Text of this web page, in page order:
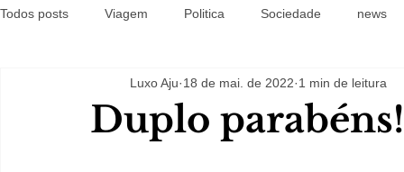
Todos posts Viagem Politica Sociedade news
Duplo parabéns!
Luxo Aju 18 de mai. de 2022 1 min de leitura